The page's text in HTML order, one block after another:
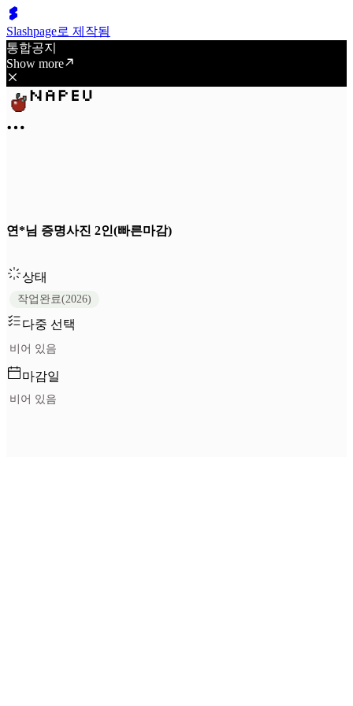
Slashpage로 제작됨
통합공지
Show more
연*님 증명사진 2인(빠른마감)
상태
작업완료(2026)
다중 선택
비어 있음
마감일
비어 있음